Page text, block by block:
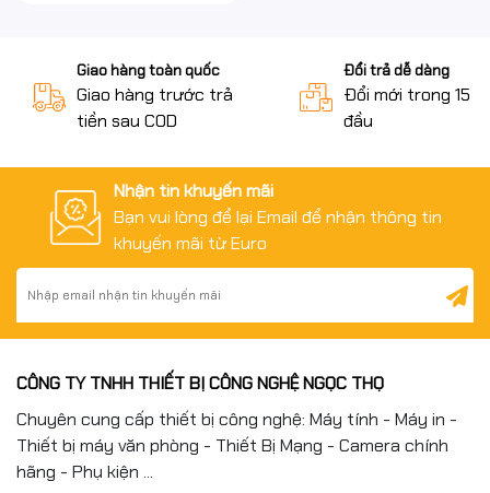
Giao hàng toàn quốc
Giao hàng trước trả
tiền sau COD
Đổi trả dễ dàng
Đổi mới trong 15
đầu
Nhận tin khuyến mãi
Bạn vui lòng để lại Email để nhận thông tin
khuyến mãi từ Euro
CÔNG TY TNHH THIẾT BỊ CÔNG NGHỆ NGỌC THỌ
Chuyên cung cấp thiết bị công nghệ: Máy tính - Máy in -
Thiết bị máy văn phòng - Thiết Bị Mạng - Camera chính
hãng - Phụ kiện ...